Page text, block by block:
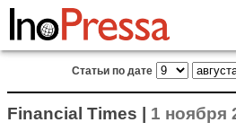
Статьи по дате
Financial Times | 1 ноября